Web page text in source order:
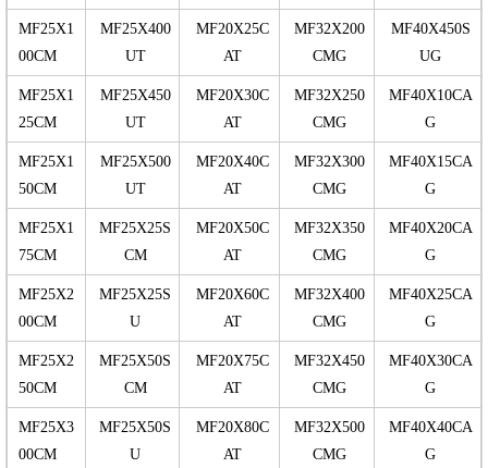
MF25X1
00CM
MF25X400
UT
MF20X25C
AT
MF32X200
CMG
MF40X450S
UG
MF25X1
25CM
MF25X450
UT
MF20X30C
AT
MF32X250
CMG
MF40X10CA
G
MF25X1
50CM
MF25X500
UT
MF20X40C
AT
MF32X300
CMG
MF40X15CA
G
MF25X1
75CM
MF25X25S
CM
MF20X50C
AT
MF32X350
CMG
MF40X20CA
G
MF25X2
00CM
MF25X25S
U
MF20X60C
AT
MF32X400
CMG
MF40X25CA
G
MF25X2
50CM
MF25X50S
CM
MF20X75C
AT
MF32X450
CMG
MF40X30CA
G
MF25X3
00CM
MF25X50S
U
MF20X80C
AT
MF32X500
CMG
MF40X40CA
G